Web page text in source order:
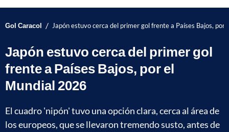
Gol Caracol / Japón estuvo cerca del primer gol frente a Países Bajos,
Japón estuvo cerca del primer gol
frente a Países Bajos, por el
Mundial 2026
El cuadro 'nipón' tuvo una opción clara, cerca al área de
los europeos, que se llevaron tremendo susto, antes de